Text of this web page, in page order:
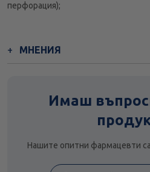
перфорация);
МНЕНИЯ
Имаш
Нашите опитни фармацевти